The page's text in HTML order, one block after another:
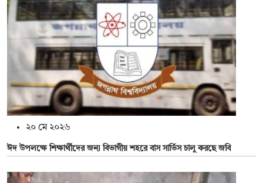
২০ মে ২০২৬
ঈদ উপলক্ষে শিক্ষার্থীদের জন্য বিভাগীয় শহরে বাস সার্ভিস চালু করছে জবি